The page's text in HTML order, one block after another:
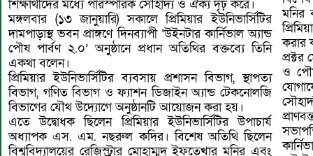
শিক্ষার্থীদের মধ্যে পারস্পরিক সৌহার্দ্য ও ঐক্য দৃঢ় করে।
মঙ্গলবার (১৩ জানুয়ারি) সকালে প্রিমিয়ার ইউনিভার্সিটির
দামপাড়াস্থ ভবন প্রাঙ্গণে দিনব্যাপী ‘উইনটার কার্নিভাল অ্যান্ড
পৌষ পার্বণ ২.০’ অনুষ্ঠানে প্রধান অতিথির বক্তব্যে তিনি
একথা বলেন।
প্রিমিয়ার ইউনিভার্সিটির ব্যবসায় প্রশাসন বিভাগ, স্থাপত্য
বিভাগ, গণিত বিভাগ ও ফ্যাশন ডিজাইন অ্যান্ড টেকনোলজি
বিভাগের যৌথ উদ্যোগে অনুষ্ঠানটি আয়োজন করা হয়।
এতে উদ্বোধক ছিলেন প্রিমিয়ার ইউনিভার্সিটির উপাচার্য
অধ্যাপক এস. এম. নছরুল কদির। বিশেষ অতিথি ছিলেন
বিশ্ববিদ্যালয়ের রেজিস্ট্রার মোহাম্মদ ইফতেখার মনির এবং
মনির
করার
ও পৌষ